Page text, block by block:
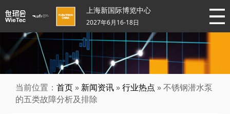
上海新国际博览中心
2027年6月16-18日
当前位置： 首页 » 新闻资讯 »行业热点 » 不锈钢潜水泵
的五类故障分析及排除